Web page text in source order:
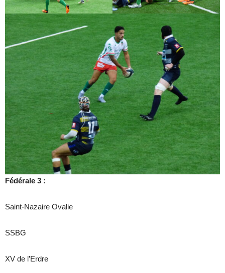
Fédérale 3 :
Saint-Nazaire Ovalie
SSBG
XV de l’Erdre